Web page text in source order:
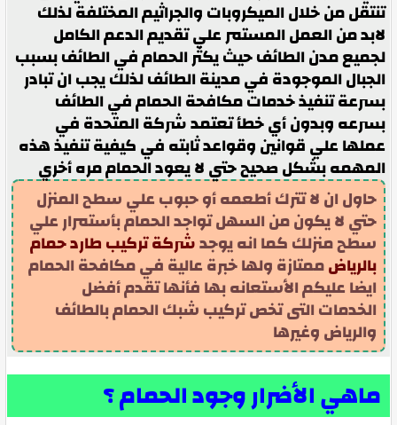
تنتقل من خلال الميكروبات والجراثيم المختلفة لذلك
لابد من العمل المستمر علي تقديم الدعم الكامل
لجميع مدن الطائف حيث يكثر الحمام في الطائف بسبب
الجبال الموجودة في مدينة الطائف لذلك يجب ان تبادر
بسرعة تنفيذ خدمات مكافحة الحمام في الطائف
بسرعه وبدون أي خطأ تعتمد شركة المتحدة في
عملها علي قوانين وقواعد ثابته في كيفية تنفيذ هذه
المهمه بشكل صحيح حتي لا يعود الحمام مره أخري
حاول ان لا تترك أطعمه أو حبوب علي سطح المنزل
حتي لا يكون من السهل تواجد الحمام بأستمرار علي
سطح منزلك كما انه يوجدشركة تركيب طارد حمام
بالرياضممتازة ولها خبرة عالية في مكافحة الحمام
ايضا عليكم الأستعانه بها فأنها تقدم أفضل
الخدمات التى تخص تركيب شبك الحمام بالطائف
والرياض وغيرها
ماهي الأضرار وجود الحمام ؟